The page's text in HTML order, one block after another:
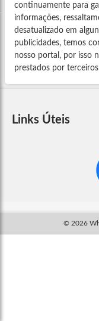
continuamente para
informações,
desatualizado em
publicidades, temos
nosso portal, por isso
prestados por
Links Úteis
© 2026